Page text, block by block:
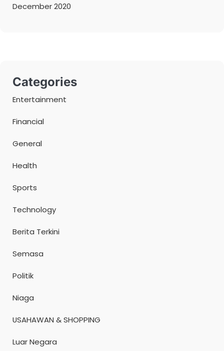
December 2020
Categories
Entertainment
Financial
General
Health
Sports
Technology
Berita Terkini
Semasa
Politik
Niaga
USAHAWAN & SHOPPING
Luar Negara